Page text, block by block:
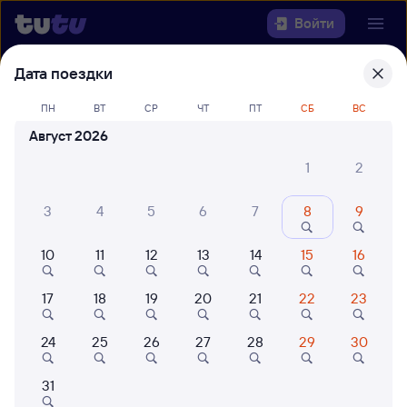
Войти
Выберите день, чтобы найти
билеты Владимир — Пятигорск
Откуда
Кто едет
Найти поезда
Дата поездки
ПН ВТ СР ЧТ ПТ СБ ВС
Август 2026
1
2
3 4 5 6 7 8 9
10 11 12 13 14 15 16
17 18 19 20 21 22 23
24 25 26 27 28 29 30
31